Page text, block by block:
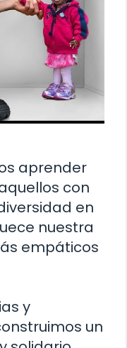
aprender
con
en
nuestra
empáticos
y
un